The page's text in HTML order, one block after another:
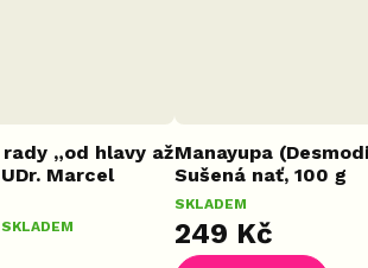
„od hlavy až
Marcel
SKLADEM
Manayupa
Sušená nať, 100 g
SKLADEM
249 Kč